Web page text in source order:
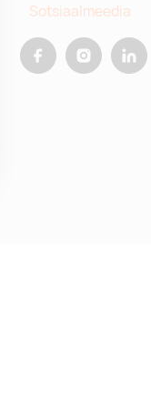
Sotsiaalmeedia